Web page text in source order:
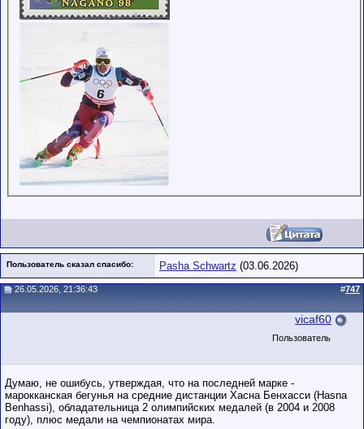
Пользователь сказал cпасибо: Pasha Schwartz (03.06.2026)
26.05.2026, 21:36:43 #747
vicaf60
Пользователь
Думаю, не ошибусь, утверждая, что на последней марке -
марокканская бегунья на средние дистанции Хасна Бенхасси (Hasna
Benhassi), обладательница 2 олимпийских медалей (в 2004 и 2008
году), плюс медали на чемпионатах мира.